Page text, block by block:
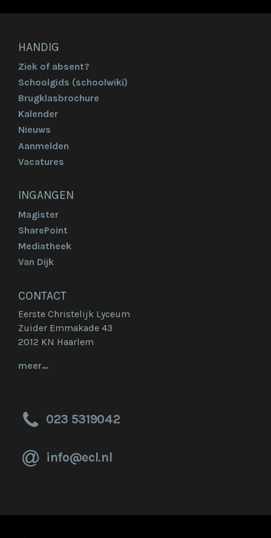
HANDIG
Ziek of absent?
Schoolgids (schoolwiki)
Brugklasbrochure
Kalender
Nieuws
Aanmelden
Vacatures
INGANGEN
Magister
SharePoint
Mediatheek
Van Dijk
CONTACT
Eerste Christelijk Lyceum
Zuider Emmakade 43
2012 KN Haarlem
meer…
023 5319042
info@ecl.nl